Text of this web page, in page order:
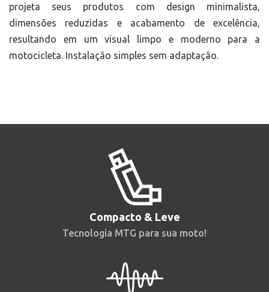
projeta seus produtos com design minimalista,
dimensões reduzidas e acabamento de excelência,
resultando em um visual limpo e moderno para a
motocicleta. Instalação simples sem adaptação.
Compacto & Leve
Tecnologia MTG para sua moto!